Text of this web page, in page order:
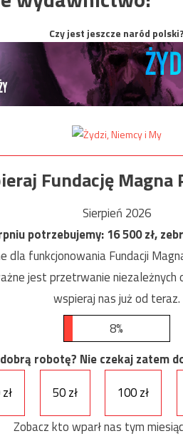
Czy jest jeszcze naród polski?
Fundację Magna
Sierpień 2026
potrzebujemy:16 500zł,
funkcjonowania Fundacji
jest przetrwanie niezależnych
wspieraj nas już od teraz.
8%
robotę? Nie czekaj zatem
50 zł 100 zł
Zobacz kto wparł nas tym